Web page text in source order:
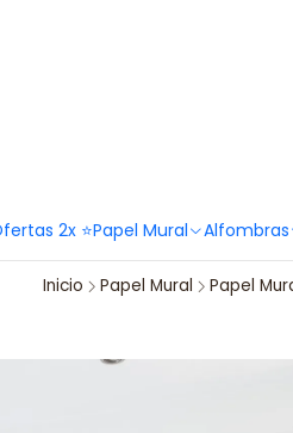
2x ⭐Papel Mural Alfombras
Hola PortaldecoLover✨
Inicio Papel Mural Papel